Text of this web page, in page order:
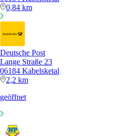
0,84 km
Deutsche Post
Lange Straße 23
06184 Kabelsketal
2,2 km
geöffnet